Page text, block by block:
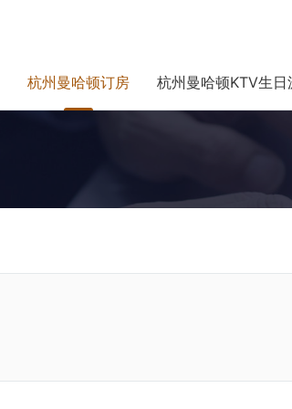
杭州曼哈顿订房 杭州曼哈顿KTV生日